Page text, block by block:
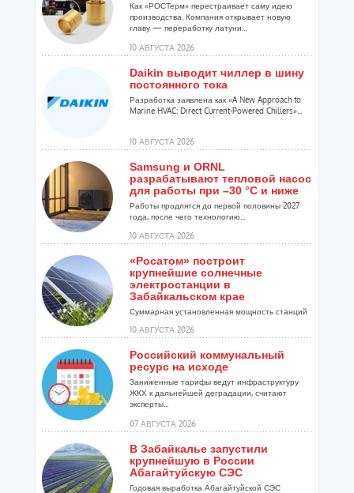
Как «РОСТерм» перестраивает саму идею
производства. Компания открывает новую
главу — переработку латуни...
10 АВГУСТА 2026
Daikin выводит чиллер в шину
постоянного тока
Разработка заявлена как «A New Approach to
Marine HVAC: Direct Current-Powered Chillers»...
10 АВГУСТА 2026
Samsung и ORNL
разрабатывают тепловой насос
для работы при –30 °C и ниже
Работы продлятся до первой половины 2027
года, после чего технологию...
10 АВГУСТА 2026
«Росатом» построит
крупнейшие солнечные
электростанции в
Забайкальском крае
Суммарная установленная мощность станций
10 АВГУСТА 2026
Российский коммунальный
ресурс на исходе
Заниженные тарифы ведут инфраструктуру
ЖКХ к дальнейшей деградации, считают
эксперты...
07 АВГУСТА 2026
В Забайкалье запустили
крупнейшую в России
Абагайтуйскую СЭС
Годовая выработка Абагайтуйской СЭС